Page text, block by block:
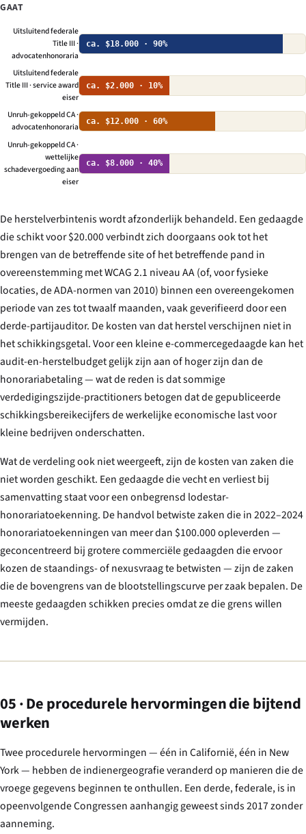
GAAT
Uitsluitend federale
Title III ·
advocatenhonoraria
ca. $18.000 · 90%
Uitsluitend federale
Title III · service award
eiser
ca. $2.000 · 10%
Unruh-gekoppeld CA ·
advocatenhonoraria
ca. $12.000 · 60%
Unruh-gekoppeld CA ·
wettelijke
schadevergoeding aan
eiser
ca. $8.000 · 40%
De herstelverbintenis wordt afzonderlijk behandeld. Een gedaagde
die schikt voor $20.000 verbindt zich doorgaans ook tot het
brengen van de betreffende site of het betreffende pand in
overeenstemming met WCAG 2.1 niveau AA (of, voor fysieke
locaties, de ADA-normen van 2010) binnen een overeengekomen
periode van zes tot twaalf maanden, vaak geverifieerd door een
derde-partijauditor. De kosten van dat herstel verschijnen niet in
het schikkingsgetal. Voor een kleine e-commercegedaagde kan het
audit-en-herstelbudget gelijk zijn aan of hoger zijn dan de
honorariabetaling — wat de reden is dat sommige
verdedigingszijde-practitioners betogen dat de gepubliceerde
schikkingsbereikecijfers de werkelijke economische last voor
kleine bedrijven onderschatten.
Wat de verdeling ook niet weergeeft, zijn de kosten van zaken die
nietworden geschikt. Een gedaagde die vecht en verliest bij
samenvatting staat voor een onbegrensd lodestar-
honorariatoekenning. De handvol betwiste zaken die in 2022–2024
honorariatoekenningen van meer dan $100.000 opleverden —
geconcentreerd bij grotere commerciële gedaagden die ervoor
kozen de staandings- of nexusvraag te betwisten — zijn de zaken
die de bovengrens van de blootstellingscurve per zaak bepalen. De
meeste gedaagden schikken precies omdat ze die grens willen
vermijden.
05 · De procedurele hervormingen die bijtend
werken
Twee procedurele hervormingen — één in Californië, één in New
York — hebben de indienergeografie veranderd op manieren die de
vroege gegevens beginnen te onthullen. Een derde, federale, is in
opeenvolgende Congressen aanhangig geweest sinds 2017 zonder
aanneming.